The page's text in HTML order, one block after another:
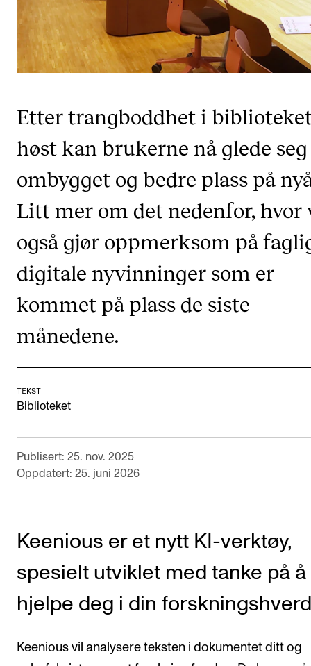
CREMAH
NordART
Prosjekter
INTERNASJONALT
Utveksling
Internasjonal strategi
Samarbeidsprosjekter
Nettverk
IN.TUNE
AKTUELT
Arrangementer og konserter
Om Norges musikkhøgskole
Kontakt oss
Etter trangboddhet i
høst kan brukerne nå glede
ombygget og bedre plass på
Litt mer om det nedenfor, hvor
også gjør oppmerksom på
digitale nyvinninger som er
kommet på plass de siste
månedene.
TEKST
Biblioteket
Publisert: 25. nov. 2025
Oppdatert: 25. juni 2026
Keenious er et nytt KI-verktøy,
spesielt utviklet med tanke på å
hjelpe deg i din
Keenious vil analysere teksten i dokumentet ditt og